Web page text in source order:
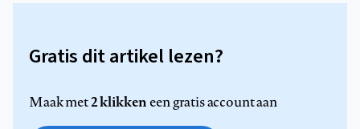
Gratis dit artikel lezen?
Maak met2 klikkeneen gratis account aan